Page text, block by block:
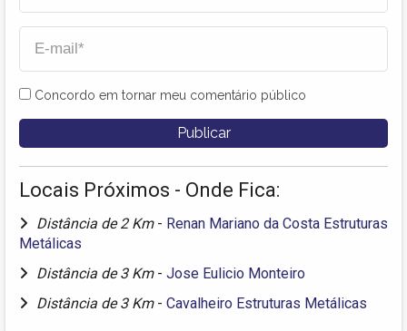
Concordo em tornar meu comentário público
Locais Próximos - Onde Fica:
Distância de 2 Km - Renan Mariano da Costa Estruturas
Metálicas
Distância de 3 Km - Jose Eulicio Monteiro
Distância de 3 Km - Cavalheiro Estruturas Metálicas